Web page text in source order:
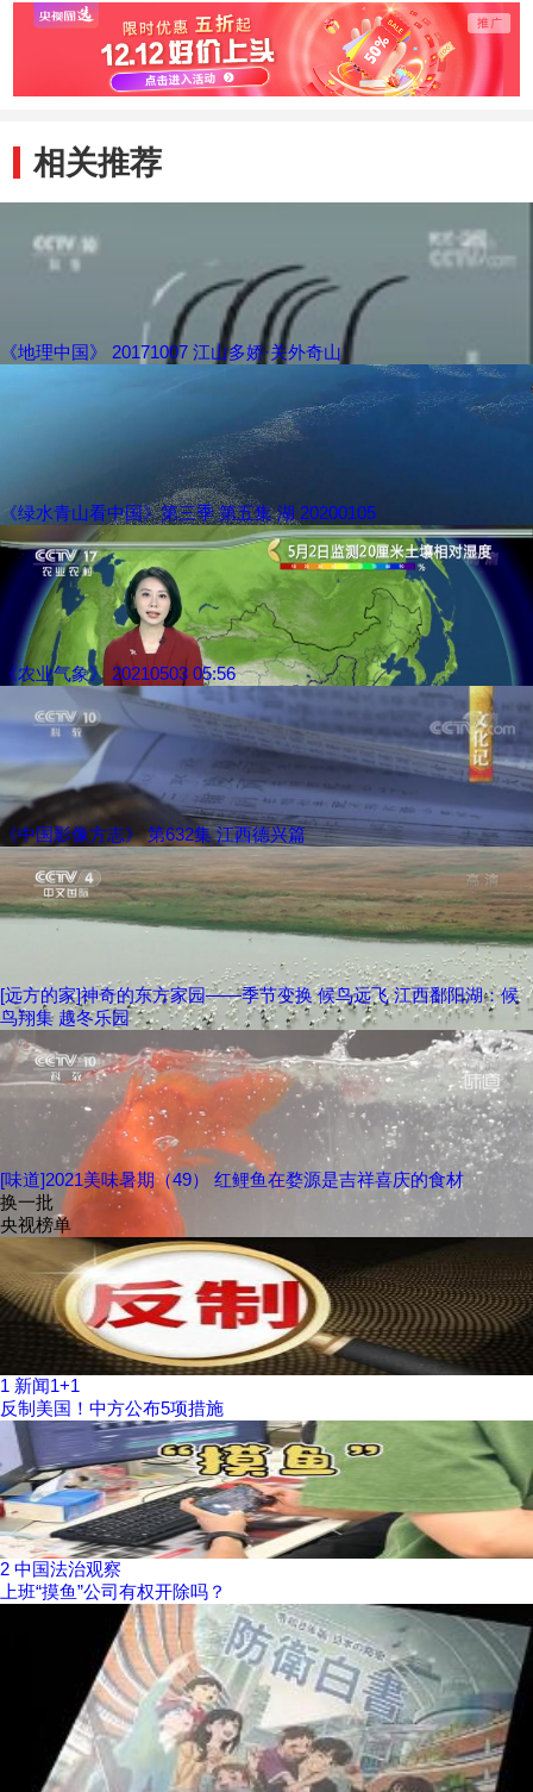
相关推荐
《地理中国》 20171007 江山多娇·关外奇山
《绿水青山看中国》第三季 第五集 湖 20200105
《农业气象》 20210503 05:56
《中国影像方志》 第632集 江西德兴篇
[远方的家]神奇的东方家园——季节变换 候鸟远飞 江西鄱阳湖：候
鸟翔集 越冬乐园
[味道]2021美味暑期（49） 红鲤鱼在婺源是吉祥喜庆的食材
换一批
央视榜单
1 新闻1+1
反制美国！中方公布5项措施
2 中国法治观察
上班“摸鱼”公司有权开除吗？